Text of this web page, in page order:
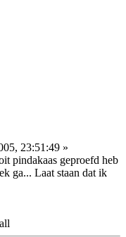
23:51:49 »
pindakaas geproefd heb
ga... Laat staan dat ik